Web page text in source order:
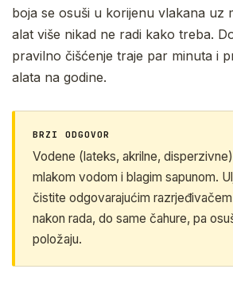
boja se osuši u korijenu vlakana uz
alat više nikad ne radi kako treba.
pravilno čišćenje traje par minuta i
alata na godine.
BRZI ODGOVOR
Vodene (lateks, akrilne,
mlakom vodom i blagim sapunom.
čistite odgovarajućim
nakon rada, do same čahure, pa
položaju.